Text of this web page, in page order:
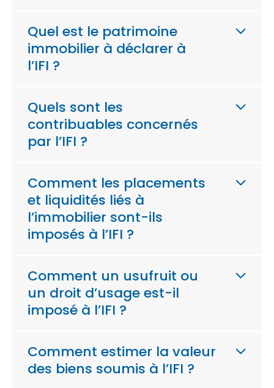
Quel est le patrimoine
immobilier à déclarer à
l’IFI ?
Quels sont les
contribuables concernés
par l’IFI ?
Comment les placements
et liquidités liés à
l’immobilier sont-ils
imposés à l’IFI ?
Comment un usufruit ou
un droit d’usage est-il
imposé à l’IFI ?
Comment estimer la valeur
des biens soumis à l’IFI ?